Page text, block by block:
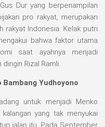
Dur yang berpenampilan
pro rakyat, merupakan
rakyat Indonesia. Kelak putri
bahwa faktor utama
saat ayahnya menjadi
Rizal Ramli.
Yudhoyono
untuk menjadi Menko
yang tak menyukai
jalan itu. Pada September